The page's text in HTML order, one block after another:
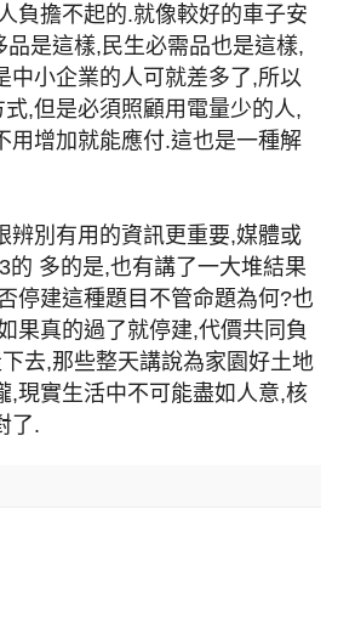
負擔不起的.就像較好的車子安
是這樣,民生必需品也是這樣,
中小企業的人可就差多了,所以
,但是必須照顧用電量少的人,
用增加就能應付.這也是一種解
辨別有用的資訊更重要,媒體或
多的是,也有講了一大堆結果
停建這種題目不管命題為何?也
果真的過了就停建,代價共同負
去,那些整天講說為家園好土地
,現實生活中不可能盡如人意,核
了.